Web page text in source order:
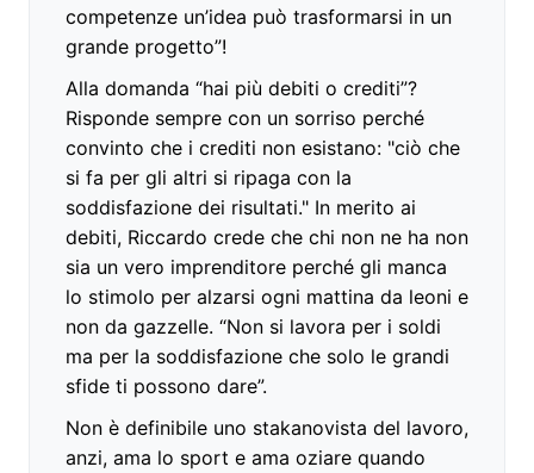
competenze un’idea può trasformarsi in un
grande progetto”!
Alla domanda “hai più debiti o crediti”?
Risponde sempre con un sorriso perché
convinto che i crediti non esistano: "ciò che
si fa per gli altri si ripaga con la
soddisfazione dei risultati." In merito ai
debiti, Riccardo crede che chi non ne ha non
sia un vero imprenditore perché gli manca
lo stimolo per alzarsi ogni mattina da leoni e
non da gazzelle. “Non si lavora per i soldi
ma per la soddisfazione che solo le grandi
sfide ti possono dare”.
Non è definibile uno stakanovista del lavoro,
anzi, ama lo sport e ama oziare quando